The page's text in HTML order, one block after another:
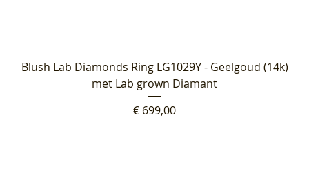
Blush Lab Diamonds Ring LG1029Y - Geelgoud (14k)
met Lab grown Diamant
Prijs
€ 699,00